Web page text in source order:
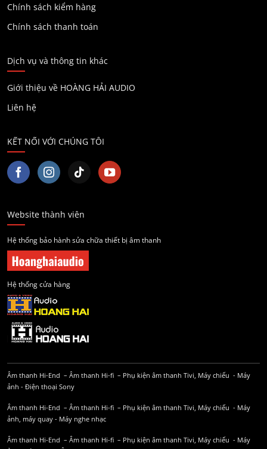
Chính sách kiểm hàng
Chính sách thanh toán
Dịch vụ và thông tin khác
Giới thiệu về HOÀNG HẢI AUDIO
Liên hệ
KẾT NỐI VỚI CHÚNG TÔI
Website thành viên
Hệ thống bảo hành sửa chữa thiết bị âm thanh
Hệ thống cửa hàng
Âm thanh Hi-End – Âm thanh Hi-fi – Phụ kiện âm thanh Tivi, Máy chiếu - Máy
ảnh - Điện thoại Sony
Âm thanh Hi-End – Âm thanh Hi-fi – Phụ kiện âm thanh Tivi, Máy chiếu - Máy
ảnh, máy quay - Máy nghe nhạc
Âm thanh Hi-End – Âm thanh Hi-fi – Phụ kiện âm thanh Tivi, Máy chiếu - Máy